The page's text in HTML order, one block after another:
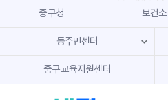
본문 내용 바
주메뉴 바
중구청 보건소
동주민센터
중구교육지원센터